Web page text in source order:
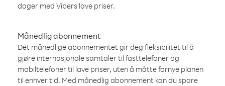
dager med Vibers lave priser.
Månedlig abonnement
Det månedlige abonnementet gir deg fleksibilitet til å
gjøre internasjonale samtaler til fasttelefoner og
mobiltelefoner til lave priser, uten å måtte fornye planen
til enhver tid. Med månedlig abonnement kan du spare